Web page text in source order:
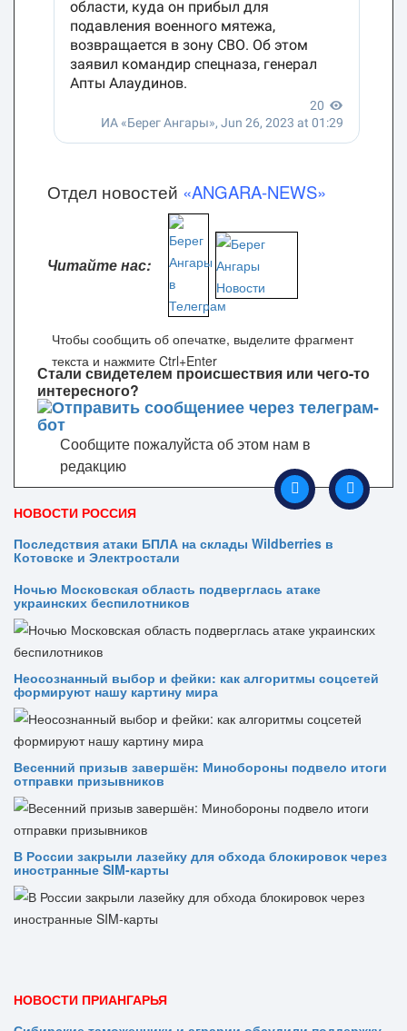
Отдел новостей «ANGARA-NEWS»
Читайте нас:
Стали свидетелем происшествия или чего-то
интересного?
Сообщите пожалуйста об этом нам в
редакцию
Чтобы сообщить об опечатке, выделите фрагмент
текста и нажмите Ctrl+Enter
НОВОСТИ РОССИЯ
Последствия атаки БПЛА на склады Wildberries в
Котовске и Электростали
Ночью Московская область подверглась атаке
украинских беспилотников
Неосознанный выбор и фейки: как алгоритмы соцсетей
формируют нашу картину мира
Весенний призыв завершён: Минобороны подвело итоги
отправки призывников
В России закрыли лазейку для обхода блокировок через
иностранные SIM-карты
НОВОСТИ ПРИАНГАРЬЯ